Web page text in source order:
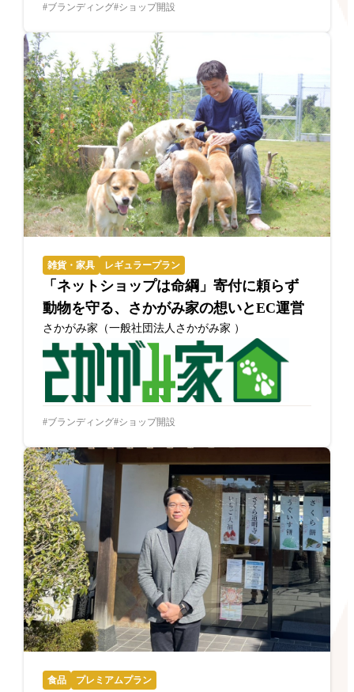
ブランディング ショップ開設
雑貨・家具 レギュラープラン
「ネットショップは命綱」寄付に頼らず
動物を守る、さかがみ家の想いとEC運営
さかがみ家（一般社団法人さかがみ家 ）
ブランディング ショップ開設
食品 プレミアムプラン